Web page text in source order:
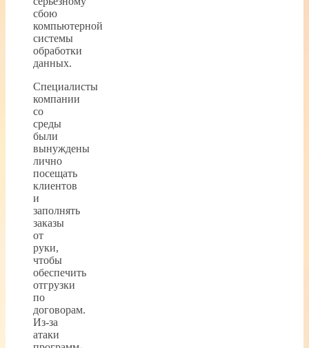
сбою
компьютерной
системы
обработки
данных.
Специалисты
компании
со
среды
были
вынуждены
лично
посещать
клиентов
и
заполнять
заказы
от
руки,
чтобы
обеспечить
отгрузки
по
договорам.
Из-за
атаки